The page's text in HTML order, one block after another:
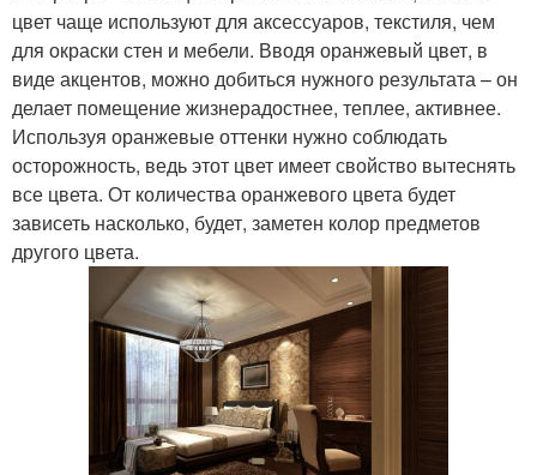
цвет чаще используют для аксессуаров, текстиля, чем
для окраски стен и мебели. Вводя оранжевый цвет, в
виде акцентов, можно добиться нужного результата – он
делает помещение жизнерадостнее, теплее, активнее.
Используя оранжевые оттенки нужно соблюдать
осторожность, ведь этот цвет имеет свойство вытеснять
все цвета. От количества оранжевого цвета будет
зависеть насколько, будет, заметен колор предметов
другого цвета.